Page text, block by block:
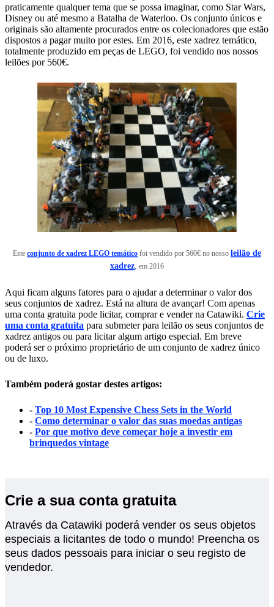
praticamente qualquer tema que se possa imaginar, como Star Wars,
Disney ou até mesmo a Batalha de Waterloo. Os conjunto únicos e
originais são altamente procurados entre os colecionadores que estão
dispostos a pagar muito por estes. Em 2016, este xadrez temático,
totalmente produzido em peças de LEGO, foi vendido nos nossos
leilões por 560€.
Este conjunto de xadrez LEGO temático foi vendido por 560€ no nosso leilão de
xadrez, em 2016
Aqui ficam alguns fatores para o ajudar a determinar o valor dos
seus conjuntos de xadrez. Está na altura de avançar! Com apenas
uma conta gratuita pode licitar, comprar e vender na Catawiki. Crie
uma conta gratuita para submeter para leilão os seus conjuntos de
xadrez antigos ou para licitar algum artigo especial. Em breve
poderá ser o próximo proprietário de um conjunto de xadrez único
ou de luxo.
Também poderá gostar destes artigos:
- Top 10 Most Expensive Chess Sets in the World
- Como determinar o valor das suas moedas antigas
- Por que motivo deve começar hoje a investir em
brinquedos vintage
Crie a sua conta gratuita
Através da Catawiki poderá vender os seus objetos
especiais a licitantes de todo o mundo! Preencha os
seus dados pessoais para iniciar o seu registo de
vendedor.